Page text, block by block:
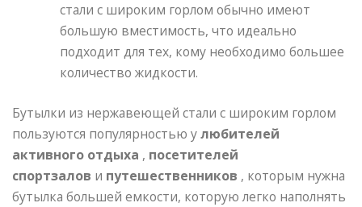
стали с широким горлом обычно имеют
большую вместимость, что идеально
подходит для тех, кому необходимо большее
количество жидкости.
Бутылки из нержавеющей стали с широким горлом
пользуются популярностью улюбителей
активного отдыха , посетителей
спортзалов и путешественников , которым нужна
бутылка большей емкости, которую легко наполнять